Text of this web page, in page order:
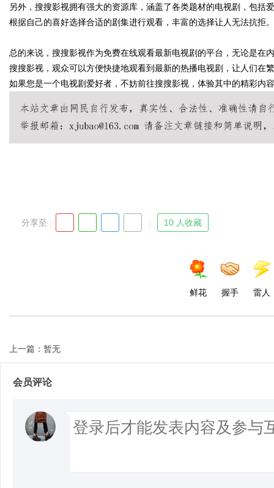
ar
另外，搜搜影视拥有强大的资源库，涵盖了各类题材的电视剧，包括
根据自己的喜好选择合适的剧集进行观看，丰富的选择让人无法抗拒。
总的来说，搜搜影视作为免费在线观看最新电视剧的平台，无论是在
搜搜影视，观众可以方便快捷地观看到最新的热播电视剧，让人们在
如果您是一个电视剧爱好者，不妨前往搜搜影视，体验其中的精彩内
分享至 : 10 人收藏
鲜花 握手 雷人
上一篇：暂无
会员评论